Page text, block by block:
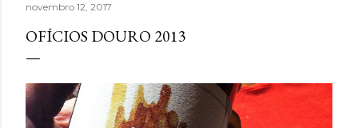
novembro 12, 2017
OFÍCIOS DOURO 2013